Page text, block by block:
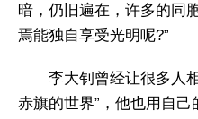
暗，仍旧遍在，许多的同
焉能独自享受光明呢?”
李大钊曾经让很多人
赤旗的世界”，他也用自